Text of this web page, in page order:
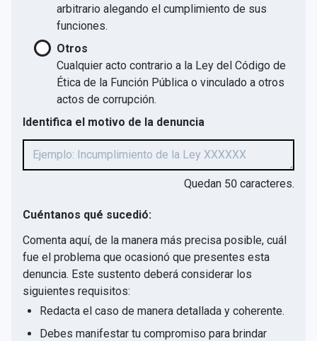
arbitrario alegando el cumplimiento de sus
funciones.
Otros
Cualquier acto contrario a la Ley del Código de
Ética de la Función Pública o vinculado a otros
actos de corrupción.
Identifica el motivo de la denuncia
Quedan 50 caracteres.
Cuéntanos qué sucedió:
Comenta aquí, de la manera más precisa posible, cuál
fue el problema que ocasionó que presentes esta
denuncia. Este sustento deberá considerar los
siguientes requisitos:
Redacta el caso de manera detallada y coherente.
Debes manifestar tu compromiso para brindar